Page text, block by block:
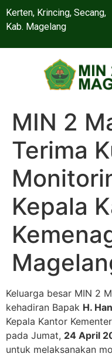
Kerten, Krincing, Secang,
Kab. Magelang
MIN 2
Terima
Kepala
Keluarga besar MIN 2
kehadiran Bapak H.
Kepala Kantor
pada Jumat, 24 April
untuk melaksanakan